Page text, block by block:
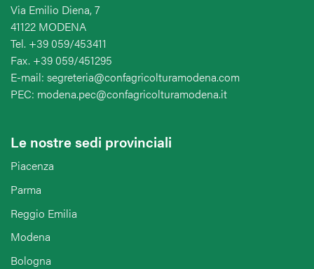
Via Emilio Diena, 7
41122 MODENA
Tel. +39 059/453411
Fax. +39 059/451295
E-mail: segreteria@confagricolturamodena.com
PEC: modena.pec@confagricolturamodena.it
Le nostre sedi provinciali
Piacenza
Parma
Reggio Emilia
Modena
Bologna